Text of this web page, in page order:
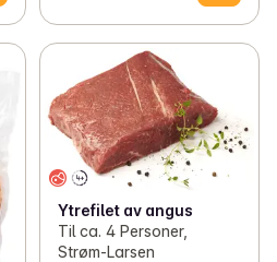
Ytrefilet av angus
Til ca. 4 Personer,
Strøm-Larsen